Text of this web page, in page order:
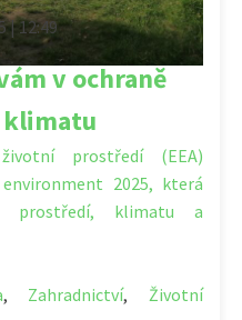
| 12:49
v ochraně
prostředí (EEA)
2025, která
prostředí, klimatu a
, Zahradnictví, Životní